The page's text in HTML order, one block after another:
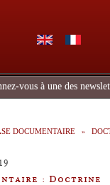
vous à une des
DOCUMENTAIRE
: Doctrine